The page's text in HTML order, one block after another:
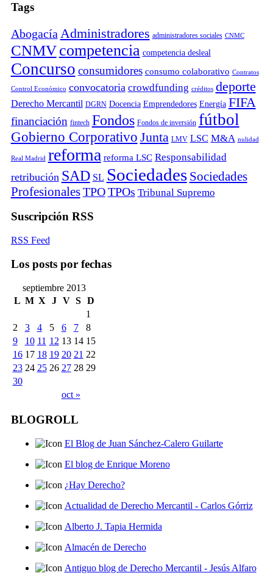
Tags
Abogacía Administradores administradores sociales CNMC
CNMV competencia competencia desleal
Concurso consumidores consumo colaborativo Contratos
Control Económico convocatoria crowdfunding créditos deporte
Derecho Mercantil DGRN Docencia Emprendedores Energía FIFA
financiación fintech Fondos Fondos de inversión fútbol
Gobierno Corporativo Junta LMV LSC M&A nulidad
Real Madrid reforma reforma LSC Responsabilidad
retribución SAD SL Sociedades Sociedades
Profesionales TPO TPOs Tribunal Supremo
Suscripción RSS
RSS Feed
Los posts por fechas
septiembre 2013
L M X J V S D
oct »
1
2
3 4 5 6 7
8
9
10 11 12 13 14 15
16 17 18 19 20 21 22
23 24 25 26 27 28 29
30
BLOGROLL
El Blog de Juan Sánchez-Calero Guilarte
El blog de Enrique Moreno
¿Hay Derecho?
Actualidad de Derecho Mercantil - Carlos Górriz
Alberto J. Tapia Hermida
Almacén de Derecho
Antiguo blog de Derecho Mercantil - Jesús Alfaro